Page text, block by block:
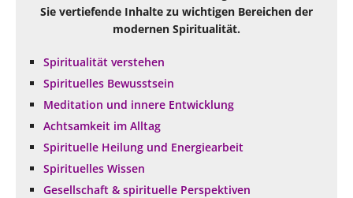
Sie vertiefende Inhalte zu wichtigen Bereichen der
modernen Spiritualität.
Spiritualität verstehen
Spirituelles Bewusstsein
Meditation und innere Entwicklung
Achtsamkeit im Alltag
Spirituelle Heilung und Energiearbeit
Spirituelles Wissen
Gesellschaft & spirituelle Perspektiven